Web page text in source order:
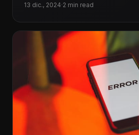
adoración
13 dic., 2024·2 min read